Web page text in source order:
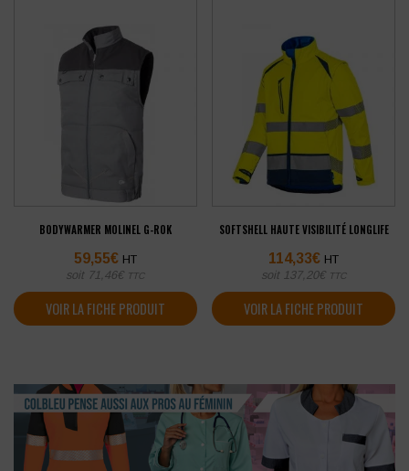
BODYWARMER MOLINEL G-ROK
59,55€ HT
soit 71,46€ TTC
VOIR LA FICHE PRODUIT
SOFTSHELL HAUTE VISIBILITÉ LONGLIFE
114,33€ HT
soit 137,20€ TTC
VOIR LA FICHE PRODUIT